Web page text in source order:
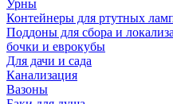
Урны
Контейнеры для ртутных
Поддоны для сбора и
бочки и еврокубы
Для дачи и сада
Канализация
Вазоны